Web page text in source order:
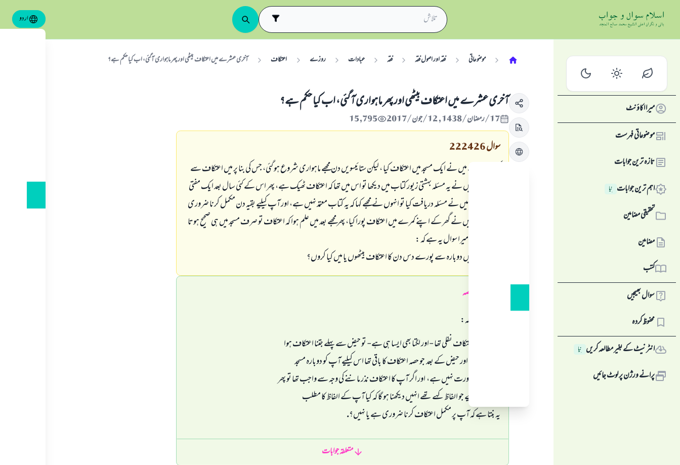
اردو
میرا اکاؤنٹ
موضوعاتی فہرست
تازہ ترین جوابات
اہم ترین جوابات نِیا
تحقیقی مضامین
مضامین
کتب
سوال بھیجیں
محفوظ کردہ
انٹرنیٹ کے بغیر مطالعہ کریں نِیا
پرانے ورژن پر لوٹ جائیں
موضوعاتی فقہ اور اصول فقہ فقہ عبادات روزے اعتکاف آخری عشرے میں اعتکاف بیٹھی اور پھر ماہواری آ گئی، اب کیا حکم ہے؟
آخری عشرے میں اعتکاف بیٹھی اور پھر ماہواری آ گئی، اب کیا حکم ہے؟
17/رمضان/1438 , 12/جون/2017 15,795
سوال222426
کئی سال پہلے میں نے ایک مسجد میں اعتکاف کیا ، لیکن ستائیسویں دن مجھے ماہواری شروع ہو گئی، جس کی بنا پر میں اعتکاف سے
اٹھ گئی، پھر میں نے یہ مسئلہ بہشتی زیور کتاب میں دیکھا تو اس میں تھا کہ اعتکاف ٹھیک ہے، پھر اس کے کئی سال بعد ایک مفتی
صاحب سے میں نے مسئلہ دریافت کیا تو انہوں نے مجھے کہا کہ یہ کتاب معتمد نہیں ہے، اور آپ کیلیے بقیہ دن مکمل کرنا ضروری
ہیں، جس پر میں نے گھر کے اپنے کمرے میں اعتکاف پورا کیا، پھر مجھے بعد میں علم ہوا کہ اعتکاف تو صرف مسجد میں ہی صحیح ہوتا
ہے، تو اب میرا سوال یہ ہے کہ :
کیا میں مسجد میں دوبارہ سے پورے دس دن کا اعتکاف بیٹھوں یا میں کیا کروں؟
جواب کا خلاصہ
خلاصہ یہ ہوا کہ:
اگر آپ کا اعتکاف نفلی تھا -اور لگتا بھی ایسا ہی ہے- تو حیض سے پہلے جتنا اعتکاف ہوا
وہ صحیح ہے، اور حیض کے بعد جو حصہ اعتکاف کا باقی تھا اس کیلیے آپ کو دوبارہ مسجد
جانے کی ضرورت نہیں ہے، اور اگر آپ کا اعتکاف نذر ماننے کی وجہ سے واجب تھا تو پھر
نذر ماننے کیلیے جو الفاظ کہے تھے انہیں دیکھنا ہو گا کہ کیا آپ کے الفاظ کا مطلب
یہ بنتا ہے کہ آپ پر مکمل اعتکاف کرنا ضروری ہے یا نہیں؟.
متعلقہ جوابات